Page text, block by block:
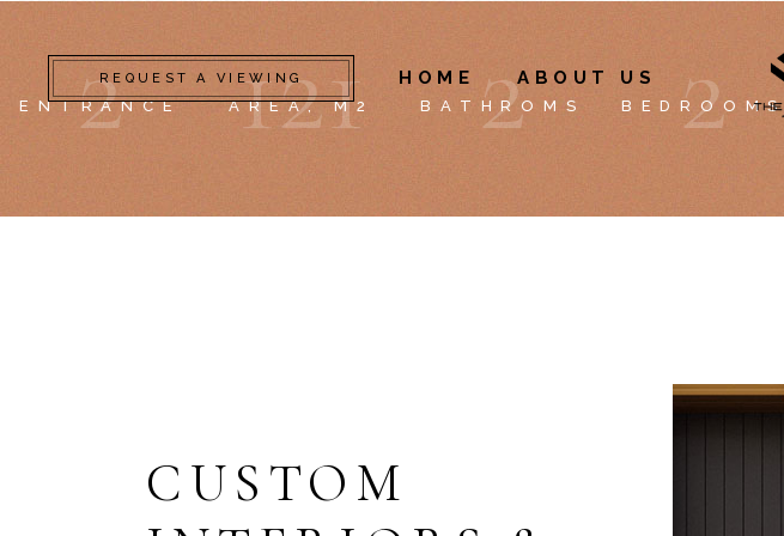
REQUEST A VIEWING HOME ABOUT US
2
ENTRANCE 121
AREA, M2 2
BATHROMS 2
BEDROOMS
CUSTOM